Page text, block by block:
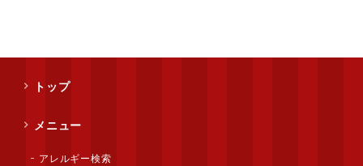
トップ
メニュー
アレルギー検索